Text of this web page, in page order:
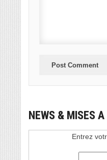
NEWS & MISES A
Entrez